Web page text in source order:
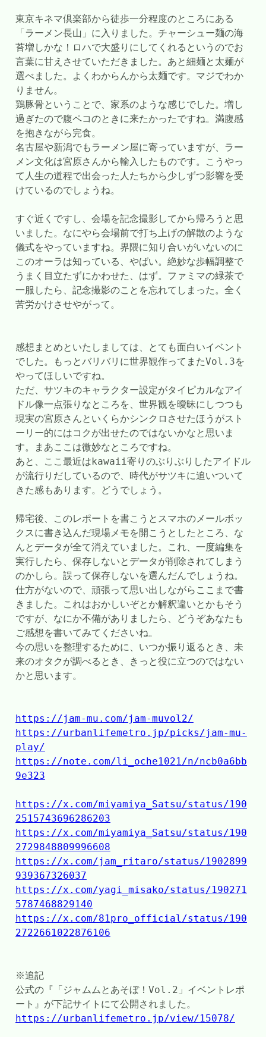
東京キネマ倶楽部から徒歩一分程度のところにある
「ラーメン長山」に入りました。チャーシュー麺の海
苔増しかな！ロハで大盛りにしてくれるというのでお
言葉に甘えさせていただきました。あと細麺と太麺が
選べました。よくわからんから太麺です。マジでわか
りません。
鶏豚骨ということで、家系のような感じでした。増し
過ぎたので腹ペコのときに来たかったですね。満腹感
を抱きながら完食。
名古屋や新潟でもラーメン屋に寄っていますが、ラー
メン文化は宮原さんから輸入したものです。こうやっ
て人生の道程で出会った人たちから少しずつ影響を受
けているのでしょうね。
すぐ近くですし、会場を記念撮影してから帰ろうと思
いました。なにやら会場前で打ち上げの解散のような
儀式をやっていますね。界隈に知り合いがいないのに
このオーラは知っている、やばい。絶妙な歩幅調整で
うまく目立たずにかわせた、はず。ファミマの緑茶で
一服したら、記念撮影のことを忘れてしまった。全く
苦労かけさせやがって。
感想まとめといたしましては、とても面白いイベント
でした。もっとバリバリに世界観作ってまたVol.3を
やってほしいですね。
ただ、サツキのキャラクター設定がタイピカルなアイ
ドル像一点張りなところを、世界観を曖昧にしつつも
現実の宮原さんといくらかシンクロさせたほうがスト
ーリー的にはコクが出せたのではないかなと思いま
す。まあここは微妙なところですね。
あと、ここ最近はkawaii寄りのぶりぶりしたアイドル
が流行りだしているので、時代がサツキに追いついて
きた感もあります。どうでしょう。
帰宅後、このレポートを書こうとスマホのメールボッ
クスに書き込んだ現場メモを開こうとしたところ、な
んとデータが全て消えていました。これ、一度編集を
実行したら、保存しないとデータが削除されてしまう
のかしら。誤って保存しないを選んだんでしょうね。
仕方がないので、頑張って思い出しながらここまで書
きました。これはおかしいぞとか解釈違いとかもそう
ですが、なにか不備がありましたら、どうぞあなたも
ご感想を書いてみてくださいね。
今の思いを整理するために、いつか振り返るとき、未
来のオタクが調べるとき、きっと役に立つのではない
かと思います。
https://jam-mu.com/jam-muvol2/
https://urbanlifemetro.jp/picks/jam-mu-
play/
https://note.com/li_oche1021/n/ncb0a6bb
9e323
https://x.com/miyamiya_Satsu/status/190
2515743696286203
https://x.com/miyamiya_Satsu/status/190
2729848809996608
https://x.com/jam_ritaro/status/1902899
939367326037
https://x.com/yagi_misako/status/190271
5787468829140
https://x.com/81pro_official/status/190
2722661022876106
※追記
公式の『「ジャムムとあそぼ！Vol.2」イベントレポ
ート』が下記サイトにて公開されました。
https://urbanlifemetro.jp/view/15078/